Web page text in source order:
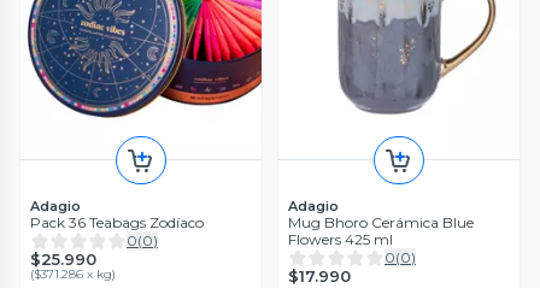
Adagio
Pack 36 Teabags Zodíaco
0(0)
$25.990
($371.286 x kg)
Adagio
Mug Bhoro Cerámica Blue
Flowers 425 ml
0(0)
$17.990